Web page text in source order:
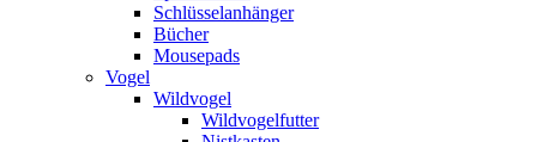
Schlüsselanhänger
Bücher
Mousepads
Vogel
Wildvogel
Wildvogelfutter